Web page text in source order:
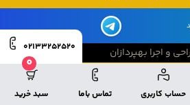
حساب کاربری تماس باما
0
سبد خرید
02133252520 و اجرا بهپردازان
طراحی و اجرا بهپردازان